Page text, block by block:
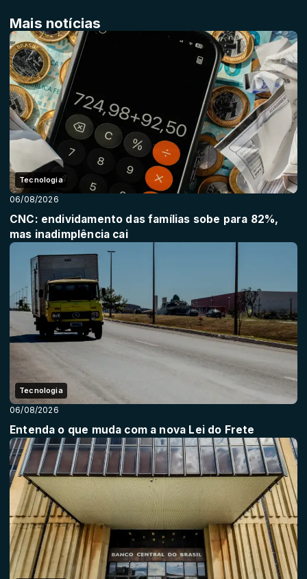
Mais notícias
Tecnologia
06/08/2026
CNC: endividamento das famílias sobe para 82%,
mas inadimplência cai
Tecnologia
06/08/2026
Entenda o que muda com a nova Lei do Frete